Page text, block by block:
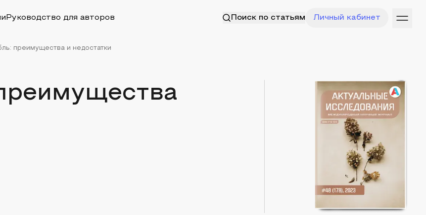
Руководство для авторов Поиск по статьям Личный кабинет
преимущества и недостатки